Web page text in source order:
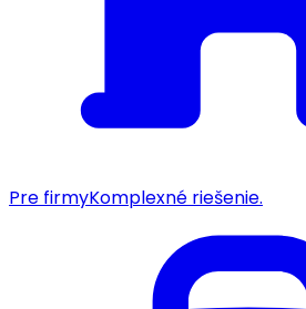
Pre firmyKomplexné riešenie.